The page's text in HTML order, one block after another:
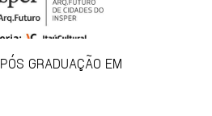
GRADUAÇÃO EM